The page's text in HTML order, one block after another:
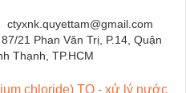
ctyxnk.quyettam@gmail.com
87/21 Phan Văn Trị, P.14, Quận
Thạnh, TP.HCM
chloride) TQ - xử lý nước